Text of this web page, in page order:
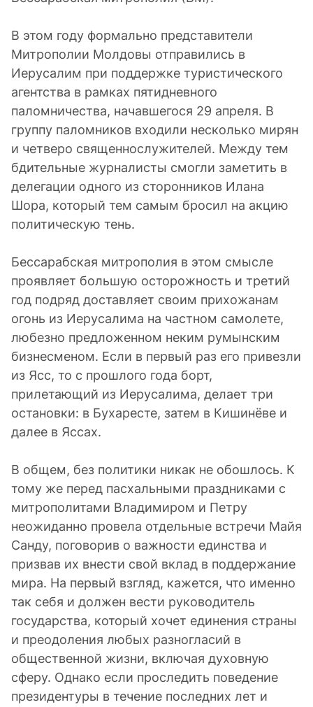
В этом году формально представители
Митрополии Молдовы отправились в
Иерусалим при поддержке туристического
агентства в рамках пятидневного
паломничества, начавшегося 29 апреля. В
группу паломников входили несколько мирян
и четверо священнослужителей. Между тем
бдительные журналисты смогли заметить в
делегации одного из сторонников Илана
Шора, который тем самым бросил на акцию
политическую тень.
Бессарабская митрополия в этом смысле
проявляет большую осторожность и третий
год подряд доставляет своим прихожанам
огонь из Иерусалима на частном самолете,
любезно предложенном неким румынским
бизнесменом. Если в первый раз его привезли
из Ясс, то с прошлого года борт,
прилетающий из Иерусалима, делает три
остановки: в Бухаресте, затем в Кишинёве и
далее в Яссах.
В общем, без политики никак не обошлось. К
тому же перед пасхальными праздниками с
митрополитами Владимиром и Петру
неожиданно провела отдельные встречи Майя
Санду, поговорив о важности единства и
призвав их внести свой вклад в поддержание
мира. На первый взгляд, кажется, что именно
так себя и должен вести руководитель
государства, который хочет единения страны
и преодоления любых разногласий в
общественной жизни, включая духовную
сферу. Однако если проследить поведение
президентуры в течение последних лет и